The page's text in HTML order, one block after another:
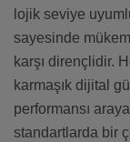
lojik seviye
sayesinde
karşı dirençlidir.
karmaşık dijital
performansı
standartlarda bir